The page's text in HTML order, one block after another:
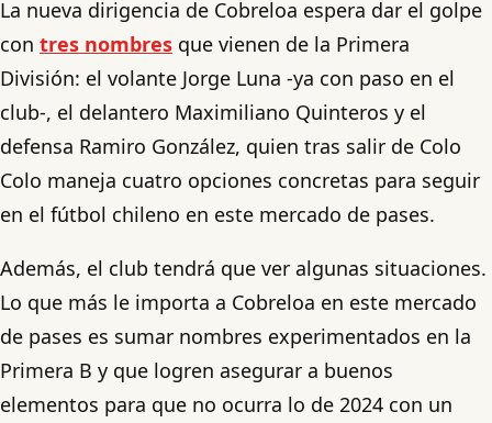
La nueva dirigencia de Cobreloa espera dar el golpe
con tres nombres que vienen de la Primera
División: el volante Jorge Luna -ya con paso en el
club-, el delantero Maximiliano Quinteros y el
defensa Ramiro González, quien tras salir de Colo
Colo maneja cuatro opciones concretas para seguir
en el fútbol chileno en este mercado de pases.
Además, el club tendrá que ver algunas situaciones.
Lo que más le importa a Cobreloa en este mercado
de pases es sumar nombres experimentados en la
Primera B y que logren asegurar a buenos
elementos para que no ocurra lo de 2024 con un